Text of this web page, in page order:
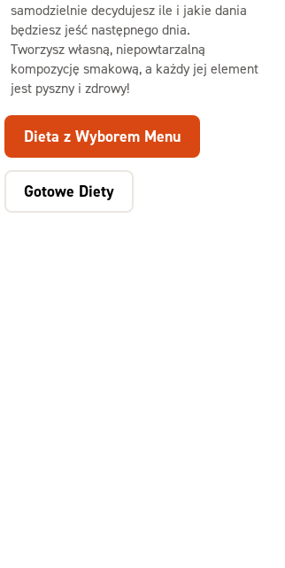
samodzielnie decydujesz ile i jakie dania
będziesz jeść następnego dnia.
Tworzysz własną, niepowtarzalną
kompozycję smakową, a każdy jej element
jest pyszny i zdrowy!
Dieta z Wyborem Menu
Gotowe Diety